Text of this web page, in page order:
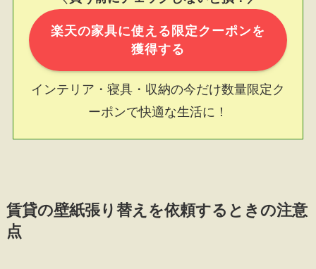
楽天の家具に使える限定クーポンを
獲得する
インテリア・寝具・収納の今だけ数量限定ク
ーポンで快適な生活に！
賃貸の壁紙張り替えを依頼するときの注意
点